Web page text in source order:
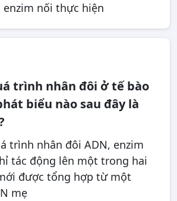
nối thực hiện
trình nhân đôi ở tế bào
biểu nào sau đây là
trình nhân đôi ADN, enzim
tác động lên một trong hai
được tổng hợp từ một
mẹ